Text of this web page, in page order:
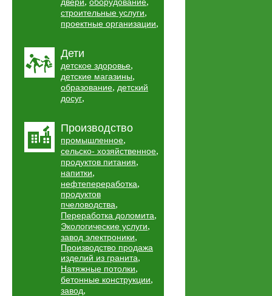
строительные услуги,
проектные организации,
Дети
детское здоровье,
детские магазины,
образование, детский
досуг,
Производство
промышленное,
сельско- хозяйственное,
продуктов питания,
напитки,
нефтепереработка,
продуктов
пчеловодства,
Переработка доломита,
Экологические услуги,
завод электроники,
Производство продажа
изделий из гранита,
Натяжные потолки,
бетонные конструкции,
завод,